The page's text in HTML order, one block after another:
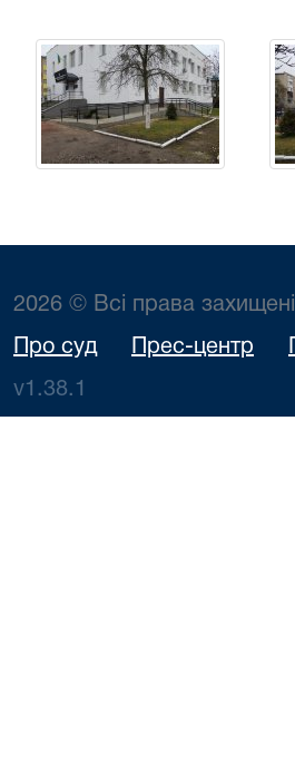
2026 © Всі права захищені
Про суд Прес-центр
v1.38.1